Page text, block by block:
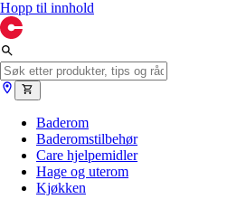
Hopp til innhold
Baderom
Baderomstilbehør
Care hjelpemidler
Hage og uterom
Kjøkken